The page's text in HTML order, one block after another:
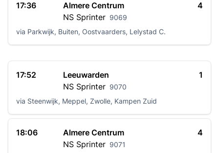
17:36
Almere Centrum
NS Sprinter 9069
4
via Parkwijk, Buiten, Oostvaarders, Lelystad C.
17:52
Leeuwarden
NS Sprinter 9070
1
via Steenwijk, Meppel, Zwolle, Kampen Zuid
18:06
Almere Centrum
NS Sprinter 9071
4